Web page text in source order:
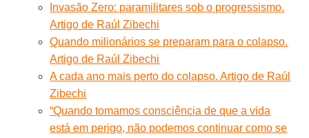
Invasão Zero: paramilitares sob o progressismo.
Artigo de Raúl Zibechi
Quando milionários se preparam para o colapso.
Artigo de Raúl Zibechi
A cada ano mais perto do colapso. Artigo de Raúl
Zibechi
“Quando tomamos consciência de que a vida
está em perigo, não podemos continuar como se